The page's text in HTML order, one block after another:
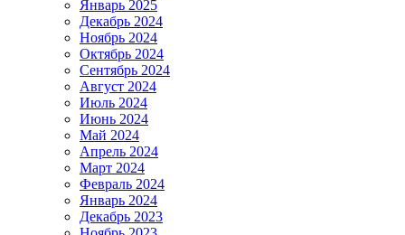
Январь 2025
Декабрь 2024
Ноябрь 2024
Октябрь 2024
Сентябрь 2024
Август 2024
Июль 2024
Июнь 2024
Май 2024
Апрель 2024
Март 2024
Февраль 2024
Январь 2024
Декабрь 2023